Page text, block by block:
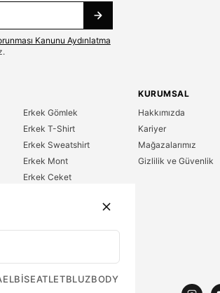
Kanunu Aydınlatma
Erkek Gömlek
Erkek T-Shirt
Erkek Sweatshirt
Erkek Mont
Erkek Ceket
KURUMSAL
Hakkımızda
Kariyer
Mağazalarımız
Gizlilik ve Güvenlik
ELBISEATLETBLUZBODY